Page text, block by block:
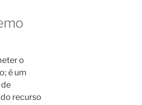
o
é um
recurso